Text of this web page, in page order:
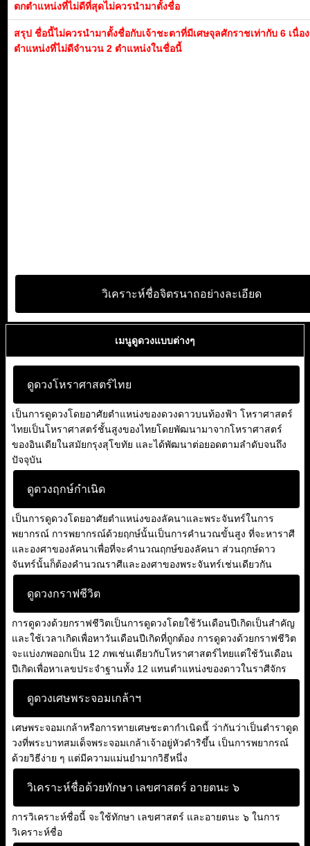
ตกตำแหน่งที่ไม่ดีที่สุดไม่ควรนำมาตั้งชื่อ
สรุป ชื่อนี้ไม่ควรนำมาตั้งชื่อกับเจ้าชะตาที่มีเศษจุลศักราชเท่ากับ 6 เนื่อ
ตำแหน่งที่ไม่ดีจำนวน 2 ตำแหน่งในชื่อนี้
วิเคราะห์ชื่อจิตรนาถอย่างละเอียด
เมนูดูดวงแบบต่างๆ
ดูดวงโหราศาสตร์ไทย
เป็นการดูดวงโดยอาศัยตำแหน่งของดวงดาวบนท้องฟ้า โหราศาสตร์
ไทยเป็นโหราศาสตร์ชั้นสูงของไทยโดยพัฒนามาจากโหราศาสตร์
ของอินเดียในสมัยกรุงสุโขทัย และได้พัฒนาต่อยอดตามลำดับจนถึง
ปัจจุบัน
ดูดวงฤกษ์กำเนิด
เป็นการดูดวงโดยอาศัยตำแหน่งของลัคนาและพระจันทร์ในการ
พยากรณ์ การพยากรณ์ด้วยฤกษ์นั้นเป็นการคำนวณขั้นสูง ที่จะหาราศี
และองศาของลัคนาเพื่อที่จะคำนวณฤกษ์ของลัคนา ส่วนฤกษ์ดาว
จันทร์นั้นก็ต้องคำนวณราศีและองศาของพระจันทร์เช่นเดียวกัน
ดูดวงกราฟชีวิต
การดูดวงด้วยกราฟชีวิตเป็นการดูดวงโดยใช้วันเดือนปีเกิดเป็นสำคัญ
และใช้เวลาเกิดเพื่อหาวันเดือนปีเกิดที่ถูกต้อง การดูดวงด้วยกราฟชีวิต
จะแบ่งภพออกเป็น 12 ภพเช่นเดียวกับโหราศาสตร์ไทยแต่ใช้วันเดือน
ปีเกิดเพื่อหาเลขประจำฐานทั้ง 12 แทนตำแหน่งของดาวในราศีจักร
ดูดวงเศษพระจอมเกล้าฯ
เศษพระจอมเกล้าหรือการทายเศษชะตากำเนิดนี้ ว่ากันว่าเป็นตำราดูด
วงที่พระบาทสมเด็จพระจอมเกล้าเจ้าอยู่หัวดำริขึ้น เป็นการพยากรณ์
ด้วยวิธีง่าย ๆ แต่มีความแม่นยำมากวิธีหนึ่ง
วิเคราะห์ชื่อด้วยทักษา เลขศาสตร์ อายตนะ ๖
การวิเคราะห์ชื่อนี้ จะใช้ทักษา เลขศาสตร์ และอายตนะ ๖ ในการ
วิเคราะห์ชื่อ